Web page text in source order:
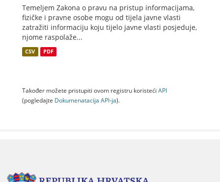
Temeljem Zakona o pravu na pristup informacijama,
fizičke i pravne osobe mogu od tijela javne vlasti
zatražiti informaciju koju tijelo javne vlasti posjeduje,
njome raspolaže...
CSV PDF
Također možete pristupiti ovom registru koristeći API
(pogledajte Dokumenаtаcijа API-jа).